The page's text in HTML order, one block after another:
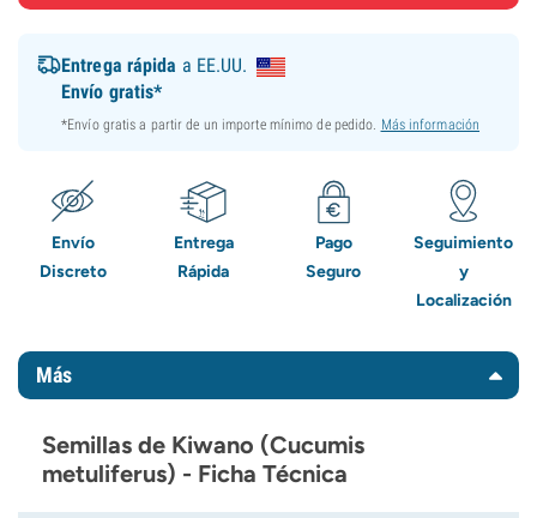
Entrega rápida a EE.UU.
Envío gratis*
*Envío gratis a partir de un importe mínimo de pedido. Más información
Envío
Discreto
Entrega
Rápida
Pago
Seguro
Seguimiento
y
Localización
Más
Semillas de Kiwano (Cucumis
metuliferus) - Ficha Técnica